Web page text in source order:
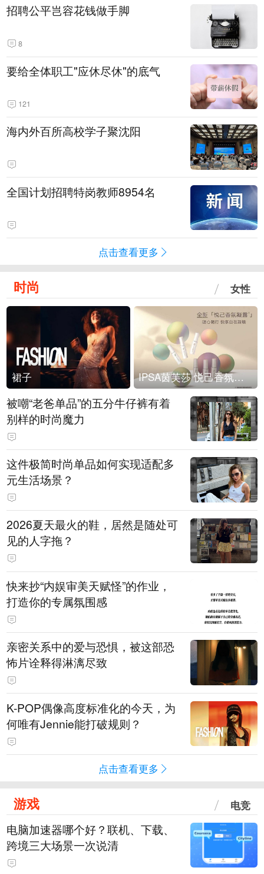
招聘公平岂容花钱做手脚
8
要给全体职工"应休尽休"的底气
121
海内外百所高校学子聚沈阳
全国计划招聘特岗教师8954名
点击查看更多
时尚 女性
裙子 IPSA茵芙莎 悦己香氛凝露上市
被嘲“老爸单品”的五分牛仔裤有着
别样的时尚魔力
这件极简时尚单品如何实现适配多
元生活场景？
2026夏天最火的鞋，居然是随处可
见的人字拖？
快来抄“内娱审美天赋怪”的作业，
打造你的专属氛围感
亲密关系中的爱与恐惧，被这部恐
怖片诠释得淋漓尽致
K-POP偶像高度标准化的今天，为
何唯有Jennie能打破规则？
点击查看更多
游戏 电竞
电脑加速器哪个好？联机、下载、
跨境三大场景一次说清